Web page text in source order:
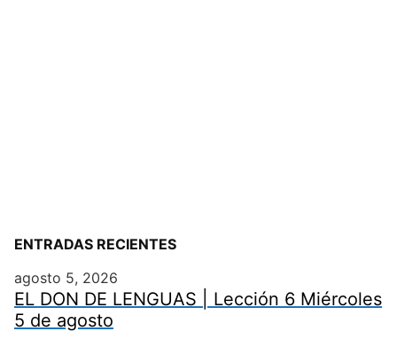
ENTRADAS RECIENTES
agosto 5, 2026
EL DON DE LENGUAS | Lección 6 Miércoles
5 de agosto